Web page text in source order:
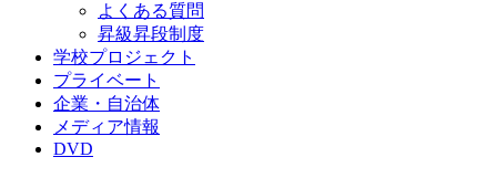
よくある質問
昇級昇段制度
学校プロジェクト
プライベート
企業・自治体
メディア情報
DVD